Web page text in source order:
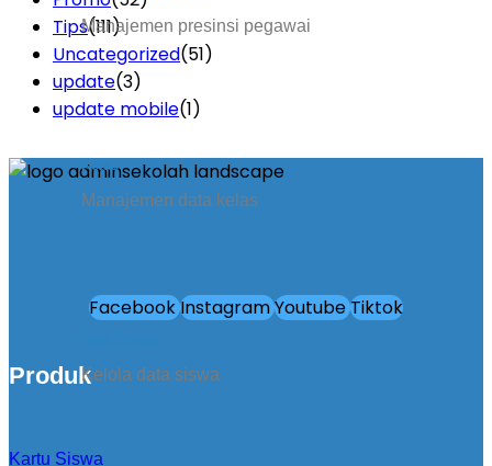
Manajemen presinsi pegawai
Kelas
Manajemen data kelas
Kelola data siswa
Tips(111)
Uncategorized(51)
update(3)
update mobile(1)
FacebookInstagramYoutubeTiktok
Produk
Kartu Siswa